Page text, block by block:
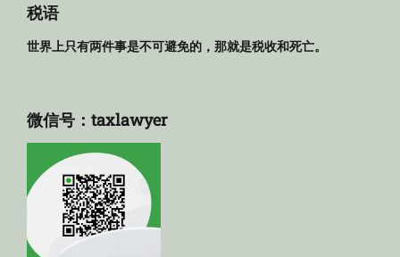
库
税语
世界上只有两件事是不可避免的，那就是税收和死亡。
微信号：taxlawyer